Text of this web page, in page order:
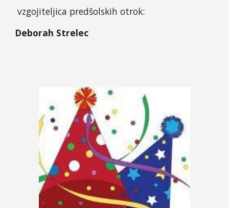
vzgojiteljica predšolskih otrok:
Deborah Strelec